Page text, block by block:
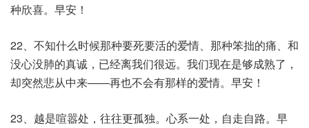
种欣喜。早安！
22、不知什么时候那种要死要活的爱情、那种笨拙的痛、和
没心没肺的真诚，已经离我们很远。我们现在是够成熟了，
却突然悲从中来――再也不会有那样的爱情。早安！
23、越是喧嚣处，往往更孤独。心系一处，自走自路。早